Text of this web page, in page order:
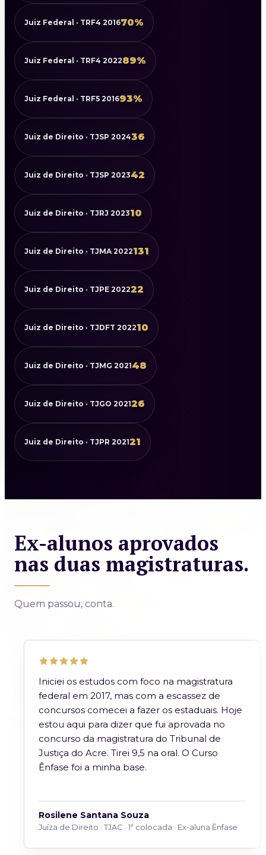
Juiz Federal · TRF4 201670%
Juiz Federal · TRF4 202289%
Juiz Federal · TRF5 201693%
Juiz de Direito · TJSP 202436
Juiz de Direito · TJSP 202342
Juiz de Direito · TJRJ 202310
Juiz de Direito · TJMA 2022131
Juiz de Direito · TJPE 202222
Juiz de Direito · TJDFT 202210
Juiz de Direito · TJMG 202148
Juiz de Direito · TJGO 202126
Juiz de Direito · TJPR 202121
Ex-alunos aprovados
nas duas magistraturas.
Quem passou, conta.
Iniciei os estudos com foco na magistratura
federal em 2017, mas com a escassez de
concursos comecei a fazer os estaduais. Hoje
estou aqui para dizer que fui aprovada no
concurso da magistratura do Tribunal de
Justiça do Acre. Tirei 9,5 na oral. O Curso
Ênfase foi a minha base.
Rosilene Santana Souza
Juíza de Direito · TJAC · 1ª colocada · Ex-aluna Ênfase